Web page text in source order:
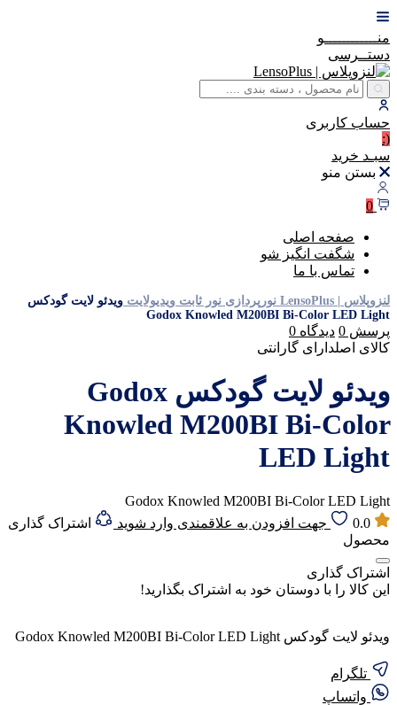
منــــــــــــو
دستــرسی
حساب کاربری
(:
سبـد خرید
بستن منو
0
صفحه اصلی
شگفت انگیز شو
تماس با ما
لنزوپلاس | LensoPlus نورپردازی نور ثابت ویدیولایت ویدئو لایت گودکس
Godox Knowled M200BI Bi-Color LED Light
پرسش 0 دیدگاه 0
کالای اصلدارای گارانتی
ویدئو لایت گودکس Godox
Knowled M200BI Bi-Color
LED Light
Godox Knowled M200BI Bi-Color LED Light
0.0
جهت افزودن به علاقمندی وارد شوید
اشتراک گذاری
محصول
اشتراک گذاری
این کالا را با دوستان خود به اشتراک بگذارید!
ویدئو لایت گودکس Godox Knowled M200BI Bi-Color LED Light
تلگرام
واتساپ